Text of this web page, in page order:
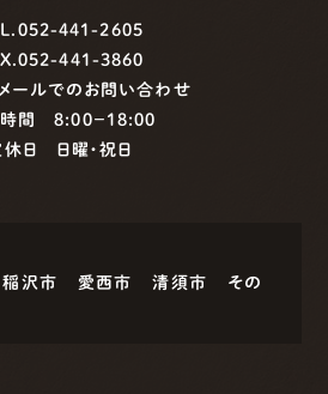
441-2605
441-3860
メールでのお問い合わせ
時間 8:00−18:00
休日 日曜・祝日
稲沢市 愛西市 清須市
その